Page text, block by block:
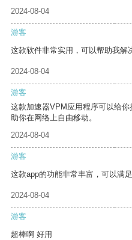
2024-08-04
游客
这款软件非常实用，可以帮助我解
2024-08-04
游客
这款加速器VPM应用程序可以给
助你在网络上自由移动。
2024-08-04
游客
这款app的功能非常丰富，可以满
2024-08-04
游客
超棒啊 好用